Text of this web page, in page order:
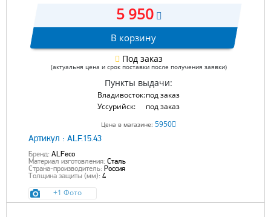
5 950
В корзину
Под заказ
(актуальня цена и срок поставки после получения заявки)
Пункты выдачи:
Владивосток:под заказ
Уссурийск:
под заказ
Цена в магазине: 5950
Артикул : ALF.15.43
Бренд: ALFeco
Материал изготовления: Сталь
Страна-производитель: Россия
Толщина защиты (мм): 4
+1 Фото